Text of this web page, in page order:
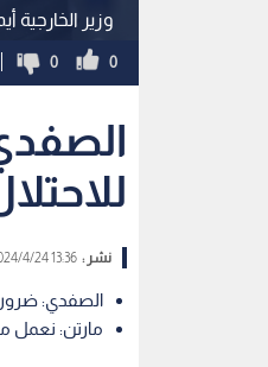
وزير الخارجية
0
0
نشر :13:36 2024/4/24
الصفدي:
مارتن: نعمل